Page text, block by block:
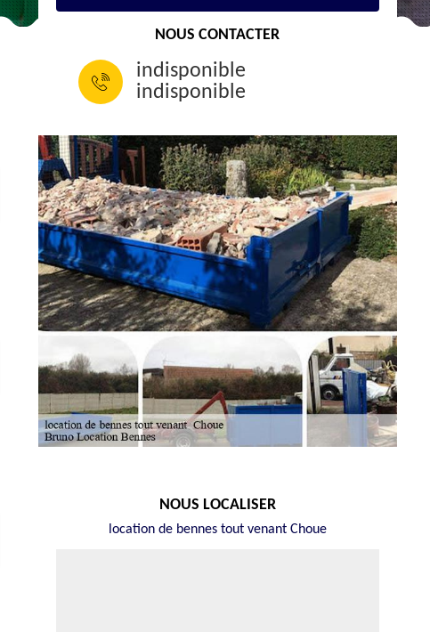
NOUS CONTACTER
indisponible
indisponible
NOUS LOCALISER
location de bennes tout venant Choue